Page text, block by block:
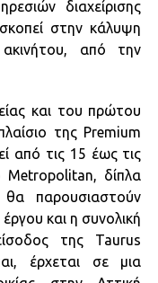
διαχείρισης
στην κάλυψη
από την
και του πρώτου
της Premium
από τις 15 έως τις
Metropolitan, δίπλα
παρουσιαστούν
και η συνολική
της Taurus
έρχεται σε μια